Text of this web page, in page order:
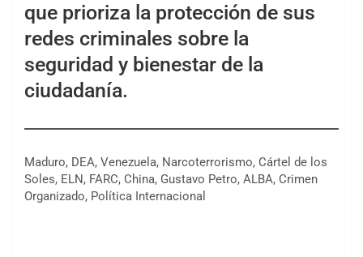
que prioriza la protección de sus
redes criminales sobre la
seguridad y bienestar de la
ciudadanía.
Maduro, DEA, Venezuela, Narcoterrorismo, Cártel de los
Soles, ELN, FARC, China, Gustavo Petro, ALBA, Crimen
Organizado, Política Internacional